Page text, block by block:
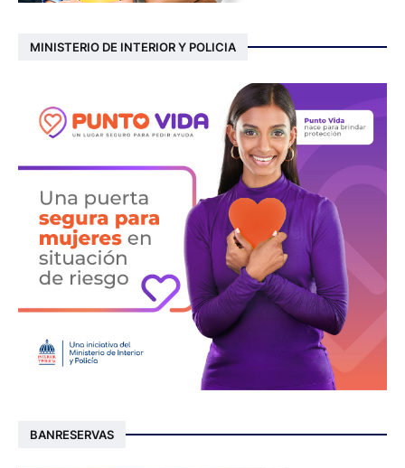
MINISTERIO DE INTERIOR Y POLICIA
BANRESERVAS